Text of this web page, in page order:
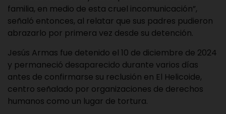
familia, en medio de esta cruel incomunicación”,
señaló entonces, al relatar que sus padres pudieron
abrazarlo por primera vez desde su detención.
Jesús Armas fue detenido el 10 de diciembre de 2024
y permaneció desaparecido durante varios días
antes de confirmarse su reclusión en El Helicoide,
centro señalado por organizaciones de derechos
humanos como un lugar de tortura.